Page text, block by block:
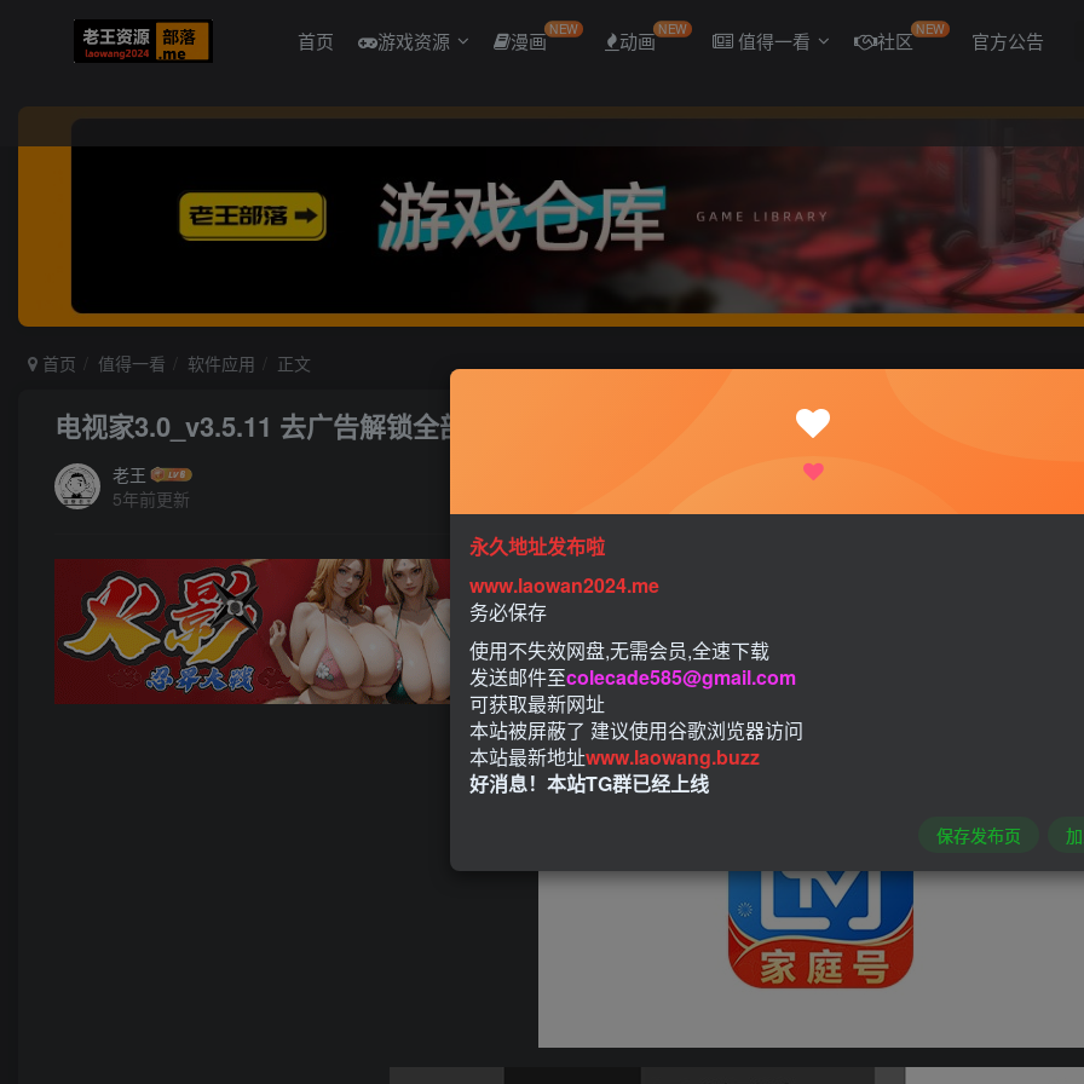
首页 游戏资源 漫画NEW 动画 NEW 值得一看 社区NEW 官方公告
首页 值得一看 软件应用 正文
电视家3.0_v3.5.11 去广告解锁全部频道
老王
5年前更新
永久地址发布啦
www.laowan2024.me
务必保存
使用不失效网盘,无需会员,全速下载
发送邮件至colecade585@gmail.com
可获取最新网址
本站被屏蔽了 建议使用谷歌浏览器访问
本站最新地址www.laowang.buzz
好消息！本站TG群已经上线
保存发布页